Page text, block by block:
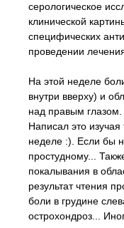
серологическое
клинической
специфических
проведении
На этой неделе
внутри вверху) и
над правым
Написал это
неделе :). Если бы
простудному...
покалывания в
результат чтения
боли в грудине
острохондроз...